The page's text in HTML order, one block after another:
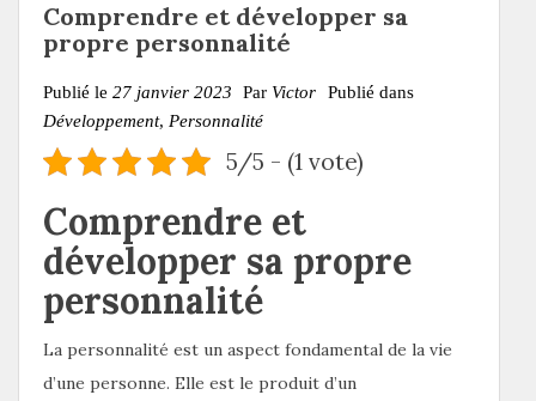
Comprendre et développer sa
propre personnalité
Publié le 27 janvier 2023 Par Victor
Publié dans
Développement, Personnalité
5/5 - (1 vote)
Comprendre et
développer sa propre
personnalité
La personnalité est un aspect fondamental de la vie
d’une personne. Elle est le produit d’un